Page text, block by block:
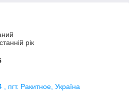
рік
пгт. Ракитное, Україна